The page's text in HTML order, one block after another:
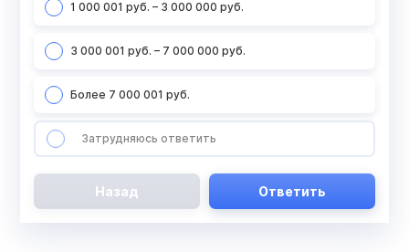
1 000 001 руб. – 3 000 000 руб.
3 000 001 руб. – 7 000 000 руб.
Более 7 000 001 руб.
Затрудняюсь ответить
Назад Ответить